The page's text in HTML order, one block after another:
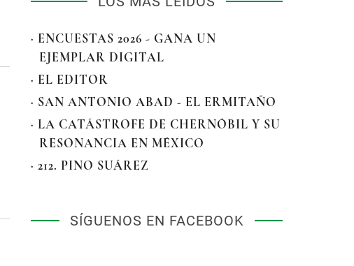
· ENCUESTAS 2026 - GANA UN
EJEMPLAR DIGITAL
· EL EDITOR
· SAN ANTONIO ABAD - EL ERMITAÑO
· LA CATÁSTROFE DE CHERNÓBIL Y SU
RESONANCIA EN MÉXICO
· 212. PINO SUÁREZ
SÍGUENOS EN FACEBOOK